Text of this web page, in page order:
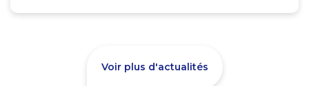
Voir plus d'actualités